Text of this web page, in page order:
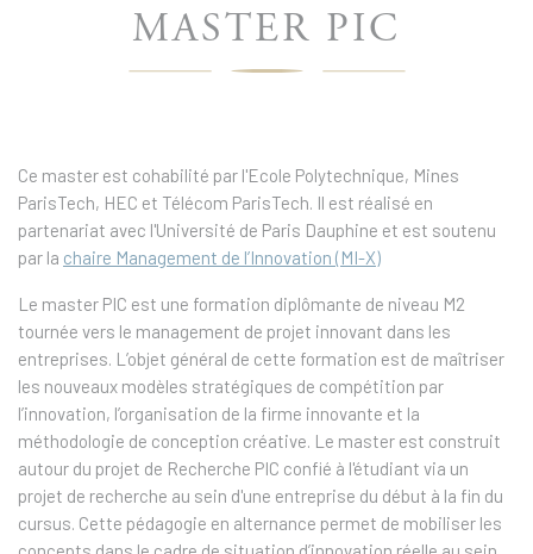
MASTER PIC
Ce master est cohabilité par l'Ecole Polytechnique, Mines
ParisTech, HEC et Télécom ParisTech. Il est réalisé en
partenariat avec l'Université de Paris Dauphine et est soutenu
par la chaire Management de l’Innovation (MI-X)
Le master PIC est une formation diplômante de niveau M2
tournée vers le management de projet innovant dans les
entreprises. L’objet général de cette formation est de maîtriser
les nouveaux modèles stratégiques de compétition par
l’innovation, l’organisation de la firme innovante et la
méthodologie de conception créative. Le master est construit
autour du projet de Recherche PIC confié à l'étudiant via un
projet de recherche au sein d'une entreprise du début à la fin du
cursus. Cette pédagogie en alternance permet de mobiliser les